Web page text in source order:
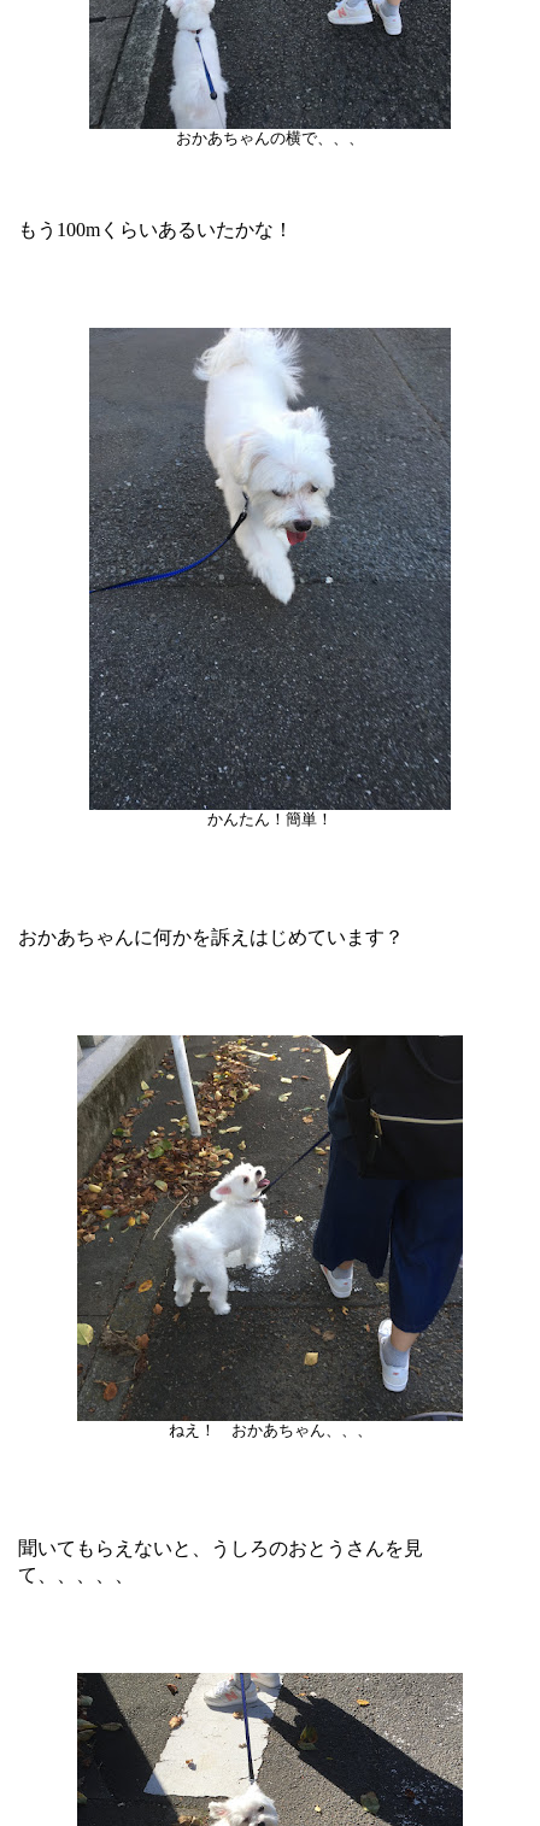
おかあちゃんの横で、、、
もう100mくらいあるいたかな！
かんたん！簡単！
おかあちゃんに何かを訴えはじめています？
ねえ！ おかあちゃん、、、
聞いてもらえないと、うしろのおとうさんを見
て、、、、、